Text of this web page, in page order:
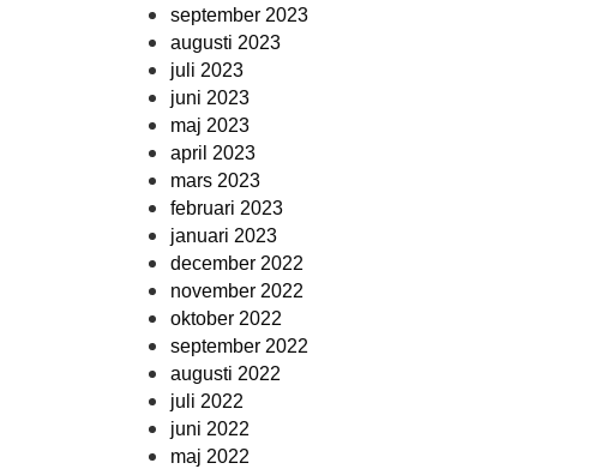
september 2023
augusti 2023
juli 2023
juni 2023
maj 2023
april 2023
mars 2023
februari 2023
januari 2023
december 2022
november 2022
oktober 2022
september 2022
augusti 2022
juli 2022
juni 2022
maj 2022